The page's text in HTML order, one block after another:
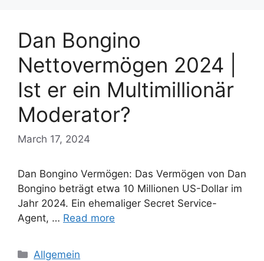
Dan Bongino
Nettovermögen 2024 |
Ist er ein Multimillionär
Moderator?
March 17, 2024
Dan Bongino Vermögen: Das Vermögen von Dan
Bongino beträgt etwa 10 Millionen US-Dollar im
Jahr 2024. Ein ehemaliger Secret Service-
Agent, … Read more
Categories
Allgemein